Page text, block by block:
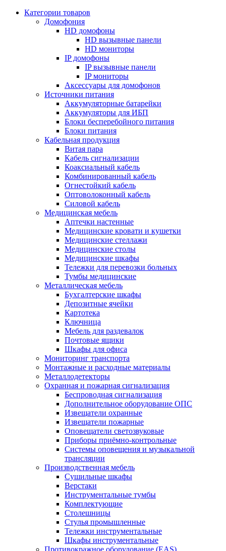
Категории товаров
Домофония
HD домофоны
HD вызывные панели
HD мониторы
IP домофоны
IP вызывные панели
IP мониторы
Аксессуары для домофонов
Источники питания
Аккумуляторные батарейки
Аккумуляторы для ИБП
Блоки бесперебойного питания
Блоки питания
Кабельная продукция
Витая пара
Кабель сигнализации
Коаксиальный кабель
Комбинированный кабель
Огнестойкий кабель
Оптоволоконный кабель
Силовой кабель
Медицинская мебель
Аптечки настенные
Медицинские кровати и кушетки
Медицинские стеллажи
Медицинские столы
Медицинские шкафы
Тележки для перевозки больных
Тумбы медицинские
Металлическая мебель
Бухгалтерские шкафы
Депозитные ячейки
Картотека
Ключница
Мебель для раздевалок
Почтовые ящики
Шкафы для офиса
Мониторинг транспорта
Монтажные и расходные материалы
Металлодетекторы
Охранная и пожарная сигнализация
Беспроводная сигнализация
Дополнительное оборудование ОПС
Извещатели охранные
Извещатели пожарные
Оповещатели светозвуковые
Приборы приёмно-контрольные
Системы оповещения и музыкальной
трансляции
Производственная мебель
Cушильные шкафы
Верстаки
Инструментальные тумбы
Комплектующие
Столешницы
Стулья промышленные
Тележки инструментальные
Шкафы инструментальные
Противокражное оборудование (EAS)